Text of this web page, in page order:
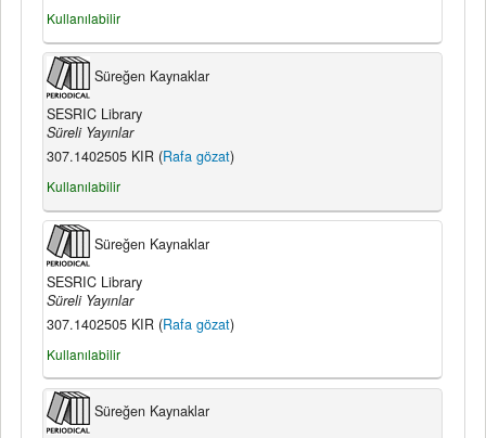
Kullanılabilir
Süreğen Kaynaklar
SESRIC Library
Süreli Yayınlar
307.1402505 KIR (Rafa gözat)
Kullanılabilir
Süreğen Kaynaklar
SESRIC Library
Süreli Yayınlar
307.1402505 KIR (Rafa gözat)
Kullanılabilir
Süreğen Kaynaklar